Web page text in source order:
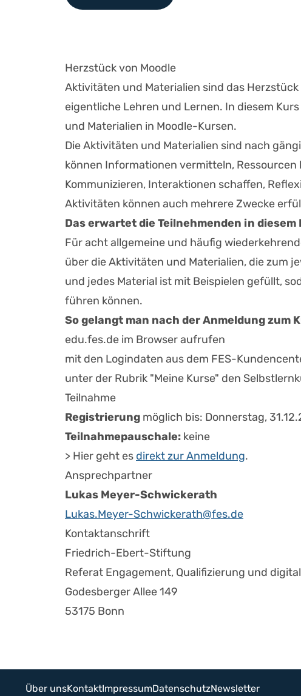
Herzstück von Moodle
Aktivitäten und Materialien sind das
eigentliche Lehren und Lernen. In diesem
und Materialien in Moodle-Kursen.
Die Aktivitäten und Materialien sind nach
können Informationen vermitteln,
Kommunizieren, Interaktionen schaffen,
Aktivitäten können auch mehrere Zwecke
Das erwartet die Teilnehmenden in diesem
Für acht allgemeine und häufig
über die Aktivitäten und Materialien, die zum
und jedes Material ist mit Beispielen gefüllt,
führen können.
So gelangt man nach der Anmeldung zum
edu.fes.de im Browser aufrufen
mit den Logindaten aus dem FES-
unter der Rubrik "Meine Kurse" den
Teilnahme
Registrierung möglich bis: Donnerstag,
Teilnahmepauschale: keine
> Hier geht es direkt zur Anmeldung.
Ansprechpartner
Lukas Meyer-Schwickerath
Lukas.Meyer-Schwickerath@fes.de
Kontaktanschrift
Friedrich-Ebert-Stiftung
Referat Engagement, Qualifizierung und
Godesberger Allee 149
53175 Bonn
Über unsKontaktImpressumDatenschutzNewsletter